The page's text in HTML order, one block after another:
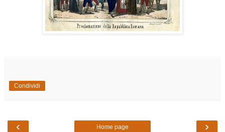
Condividi
‹ ›
Home page